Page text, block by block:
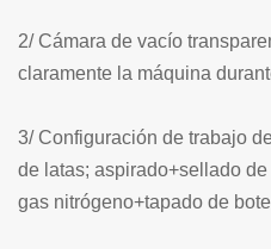
2/ Cámara de vacío
claramente la máquina
3/ Configuración de trabajo
de latas; aspirado+sellado
gas nitrógeno+tapado de